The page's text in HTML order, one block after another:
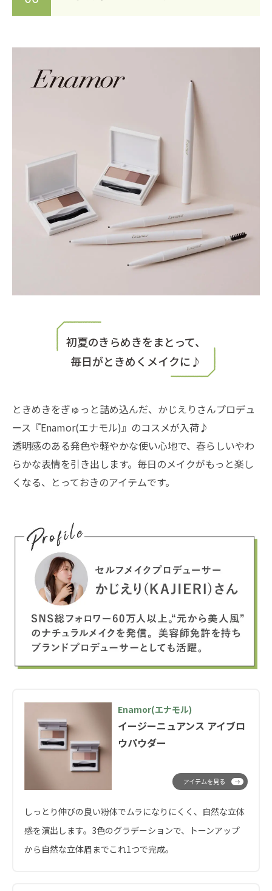
初夏のきらめきをまとって、
毎日がときめくメイクに♪
ときめきをぎゅっと詰め込んだ、かじえりさんプロデュ
ース『Enamor(エナモル)』のコスメが入荷♪
透明感のある発色や軽やかな使い心地で、春らしいやわ
らかな表情を引き出します。毎日のメイクがもっと楽し
くなる、とっておきのアイテムです。
イージーニュアンス アイブロ
ウパウダー
Enamor(エナモル)
しっとり伸びの良い粉体でムラになりにくく、自然な立体
感を演出します。3色のグラデーションで、トーンアップ
から自然な立体眉までこれ1つで完成。
アイテムを見る